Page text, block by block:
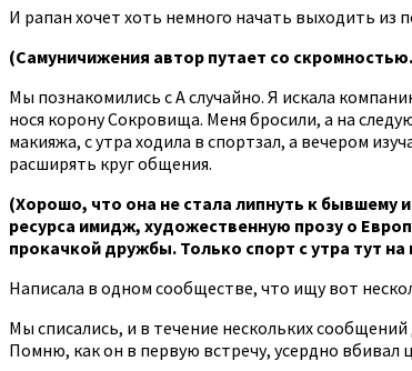
И рапан хочет хоть немного начать выходить из
(Самуничижения автор путает со
Мы познакомились с А случайно. Я искала
нося корону Сокровища. Меня бросили, а на
макияжа, с утра ходила в спортзал, а вечером
расширять круг общения.
(Хорошо, что она не стала липнуть к бывшему
ресурса имидж, художественную прозу о
прокачкой дружбы. Только спорт с утра тут
Написала в одном сообществе, что ищу вот
Мы списались, и в течение нескольких
Помню, как он в первую встречу, усердно